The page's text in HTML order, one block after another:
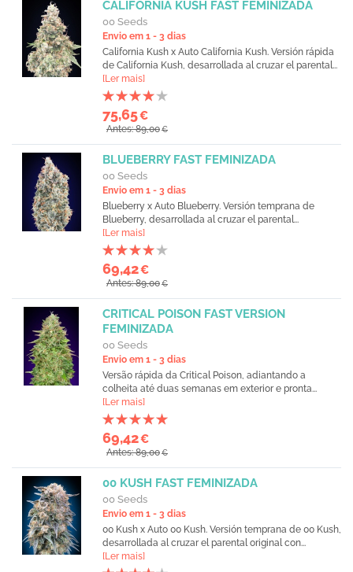
CALIFORNIA KUSH FAST FEMINIZADA
00 Seeds
Envio em 1 - 3 dias
California Kush x Auto California Kush. Versión rápida
de California Kush, desarrollada al cruzar el parental...
[Ler mais]
75,65€
Antes: 89,00€
BLUEBERRY FAST FEMINIZADA
00 Seeds
Envio em 1 - 3 dias
Blueberry x Auto Blueberry. Versión temprana de
Blueberry, desarrollada al cruzar el parental...
[Ler mais]
69,42€
Antes: 89,00€
CRITICAL POISON FAST VERSION
FEMINIZADA
00 Seeds
Envio em 1 - 3 dias
Versão rápida da Critical Poison, adiantando a
colheita até duas semanas em exterior e pronta...
[Ler mais]
69,42€
Antes: 89,00€
00 KUSH FAST FEMINIZADA
00 Seeds
Envio em 1 - 3 dias
00 Kush x Auto 00 Kush. Versión temprana de 00 Kush,
desarrollada al cruzar el parental original con...
[Ler mais]